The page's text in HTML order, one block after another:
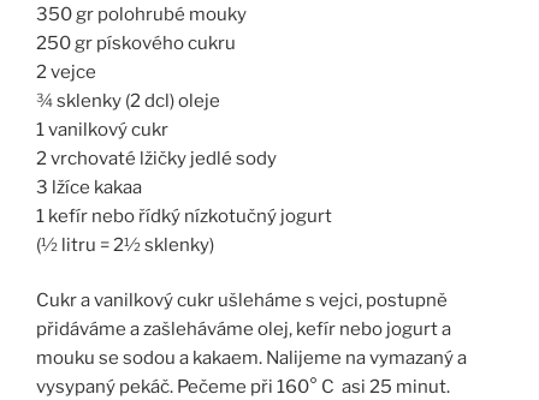
350 gr polohrubé mouky
250 gr pískového cukru
2 vejce
¾ sklenky (2 dcl) oleje
1 vanilkový cukr
2 vrchovaté lžičky jedlé sody
3 lžíce kakaa
1 kefír nebo řídký nízkotučný jogurt
(½ litru = 2½ sklenky)
Cukr a vanilkový cukr ušleháme s vejci, postupně
přidáváme a zašleháváme olej, kefír nebo jogurt a
mouku se sodou a kakaem. Nalijeme na vymazaný a
vysypaný pekáč. Pečeme při 160° C asi 25 minut.